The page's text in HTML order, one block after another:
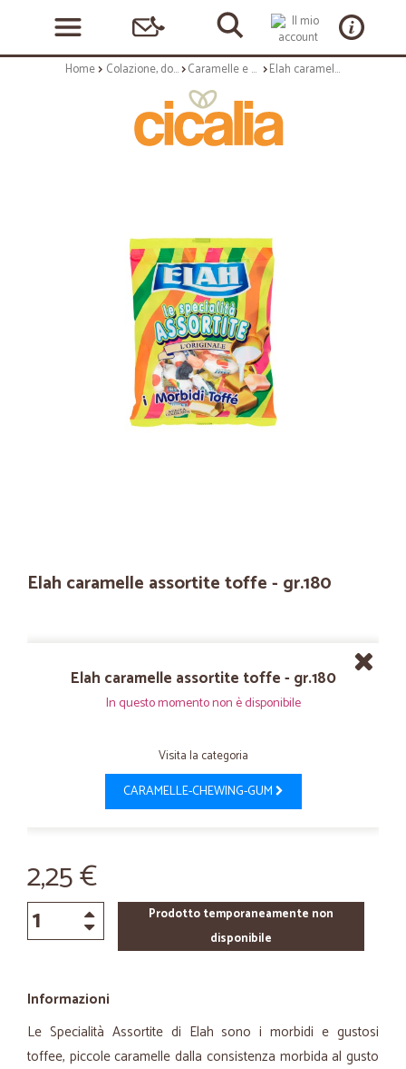
Home Colazione, dolciumi e snack Caramelle e chewing gum Elah caramelle assortite toffe - gr.180
Elah caramelle assortite toffe - gr.180
Elah caramelle assortite toffe - gr.180
In questo momento non è disponibile
Visita la categoria
CARAMELLE-CHEWING-GUM
2,25 €
Prodotto temporaneamente non
disponibile
Informazioni
Le Specialità Assortite di Elah sono i morbidi e gustosi
toffee, piccole caramelle dalla consistenza morbida al gusto